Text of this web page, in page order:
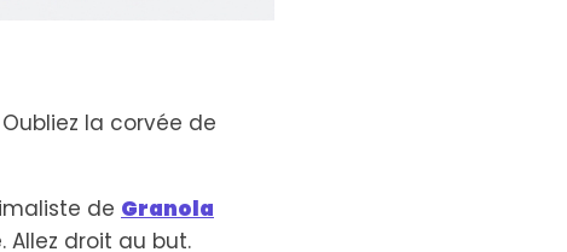
Oubliez la corvée de
de Granola
droit au but.